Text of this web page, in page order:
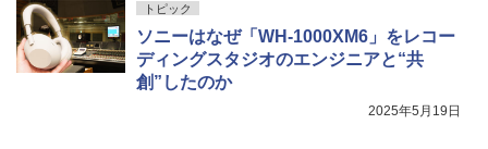
トピック
ソニーはなぜ「WH-1000XM6」をレコー
ディングスタジオのエンジニアと“共
創”したのか
2025年5月19日